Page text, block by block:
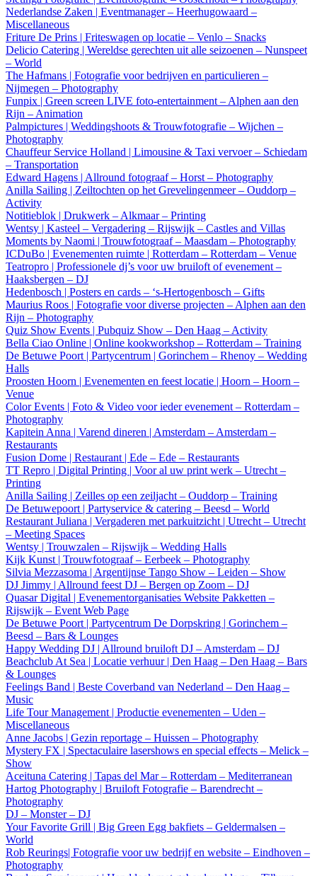
Nederlandse Zaken | Eventmanager – Heerhugowaard –
Miscellaneous
Friture De Prins | Friteswagen op locatie – Venlo – Snacks
Delicio Catering | Wereldse gerechten uit alle seizoenen – Nunspeet
– World
The Hafmans | Fotografie voor bedrijven en particulieren –
Nijmegen – Photography
Funpix | Green screen LIVE foto-entertainment – Alphen aan den
Rijn – Animation
Palmpictures | Weddingshoots & Trouwfotografie – Wijchen –
Photography
Chauffeur Service Holland | Limousine & Taxi vervoer – Schiedam
– Transportation
Edward Hagens | Allround fotograaf – Horst – Photography
Anilla Sailing | Zeiltochten op het Grevelingenmeer – Ouddorp –
Activity
Notitieblok | Drukwerk – Alkmaar – Printing
Wentsy | Kasteel – Vergadering – Rijswijk – Castles and Villas
Moments by Naomi | Trouwfotograaf – Maasdam – Photography
ICDuBo | Evenementen ruimte | Rotterdam – Rotterdam – Venue
Teatropro | Professionele dj’s voor uw bruiloft of evenement –
Haaksbergen – DJ
Hedenbosch | Posters en cards – ‘s-Hertogenbosch – Gifts
Maurius Roos | Fotografie voor diverse projecten – Alphen aan den
Rijn – Photography
Quiz Show Events | Pubquiz Show – Den Haag – Activity
Bella Ciao Online | Online kookworkshop – Rotterdam – Training
De Betuwe Poort | Partycentrum | Gorinchem – Rhenoy – Wedding
Halls
Proosten Hoorn | Evenementen en feest locatie | Hoorn – Hoorn –
Venue
Color Events | Foto & Video voor ieder evenement – Rotterdam –
Photography
Kapitein Anna | Varend dineren | Amsterdam – Amsterdam –
Restaurants
Fusion Dome | Restaurant | Ede – Ede – Restaurants
TT Repro | Digital Printing | Voor al uw print werk – Utrecht –
Printing
Anilla Sailing | Zeilles op een zeiljacht – Ouddorp – Training
De Betuwepoort | Partyservice & catering – Beesd – World
Restaurant Juliana | Vergaderen met parkuitzicht | Utrecht – Utrecht
– Meeting Spaces
Wentsy | Trouwzalen – Rijswijk – Wedding Halls
Kijk Kunst | Trouwfotograaf – Eerbeek – Photography
Silvia Mezzasoma | Argentijnse Tango Show – Leiden – Show
DJ Jimmy | Allround feest DJ – Bergen op Zoom – DJ
Quasar Digital | Evenementorganisaties Website Pakketten –
Rijswijk – Event Web Page
De Betuwe Poort | Partycentrum De Dorpskring | Gorinchem –
Beesd – Bars & Lounges
Happy Wedding DJ | Allround bruiloft DJ – Amsterdam – DJ
Beachclub At Sea | Locatie verhuur | Den Haag – Den Haag – Bars
& Lounges
Feelings Band | Beste Coverband van Nederland – Den Haag –
Music
Life Tour Management | Productie evenementen – Uden –
Miscellaneous
Anne Jacobs | Gezin reportage – Huissen – Photography
Mystery FX | Spectaculaire lasershows en special effects – Melick –
Show
Aceituna Catering | Tapas del Mar – Rotterdam – Mediterranean
Hartog Photography | Bruiloft Fotografie – Barendrecht –
Photography
DJ – Monster – DJ
Your Favorite Grill | Big Green Egg bakfiets – Geldermalsen –
World
Rob Reurings| Fotografie voor uw bedrijf en website – Eindhoven –
Photography